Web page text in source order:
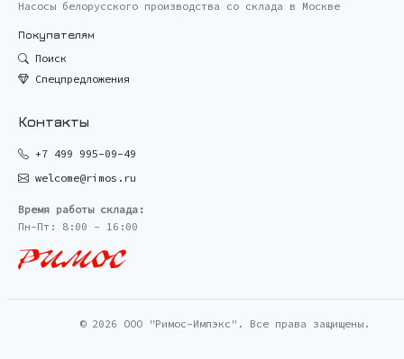
Насосы белорусского производства со склада в Москве
Покупателям
Поиск
Спецпредложения
Контакты
+7 499 995-09-49
welcome@rimos.ru
Время работы склада:
Пн-Пт: 8:00 - 16:00
© 2026 ООО "Римос-Импэкс". Все права защищены.